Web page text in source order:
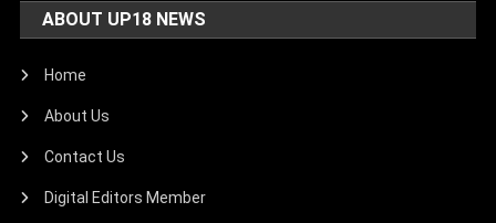
ABOUT UP18 NEWS
Home
About Us
Contact Us
Digital Editors Member